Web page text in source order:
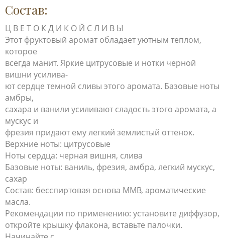
Состав:
Ц В Е Т О К Д И К О Й С Л И В Ы
Этот фруктовый аромат обладает уютным теплом,
которое
всегда манит. Яркие цитрусовые и нотки черной
вишни усилива-
ют сердце темной сливы этого аромата. Базовые ноты
амбры,
сахара и ванили усиливают сладость этого аромата, а
мускус и
фрезия придают ему легкий землистый оттенок.
Верхние ноты: цитрусовые
Ноты сердца: черная вишня, слива
Базовые ноты: ваниль, фрезия, амбра, легкий мускус,
сахар
Состав: бесспиртовая основа MMB, ароматические
масла.
Рекомендации по применению: установите диффузор,
откройте крышку флакона, вставьте палочки.